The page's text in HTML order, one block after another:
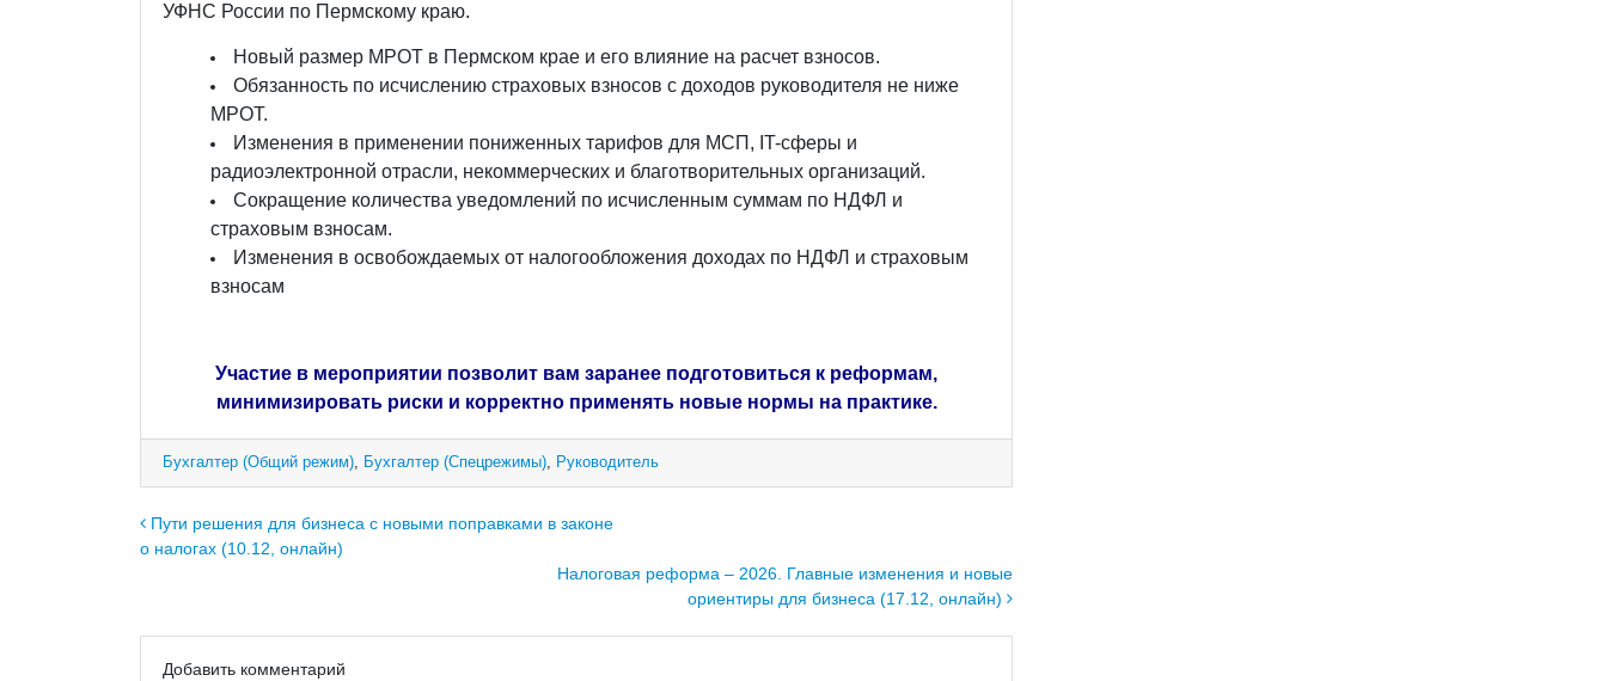
УФНС России по Пермскому краю.
Новый размер МРОТ в Пермском крае и его влияние на расчет взносов.
Обязанность по исчислению страховых взносов с доходов руководителя не ниже
МРОТ.
Изменения в применении пониженных тарифов для МСП, IT-сферы и
радиоэлектронной отрасли, некоммерческих и благотворительных организаций.
Сокращение количества уведомлений по исчисленным суммам по НДФЛ и
страховым взносам.
Изменения в освобождаемых от налогообложения доходах по НДФЛ и страховым
взносам
Участие в мероприятии позволит вам заранее подготовиться к реформам,
минимизировать риски и корректно применять новые нормы на практике.
Бухгалтер (Общий режим), Бухгалтер (Спецрежимы), Руководитель
Навигация по записям
Пути решения для бизнеса с новыми поправками в законе
о налогах (10.12, онлайн)
Налоговая реформа – 2026. Главные изменения и новые
ориентиры для бизнеса (17.12, онлайн)
Добавить комментарий